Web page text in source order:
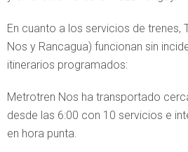
En cuanto a los servicios de trenes,
Nos y Rancagua) funcionan sin
itinerarios programados:
Metrotren Nos ha transportado
desde las 6:00 con 10 servicios e
en hora punta.